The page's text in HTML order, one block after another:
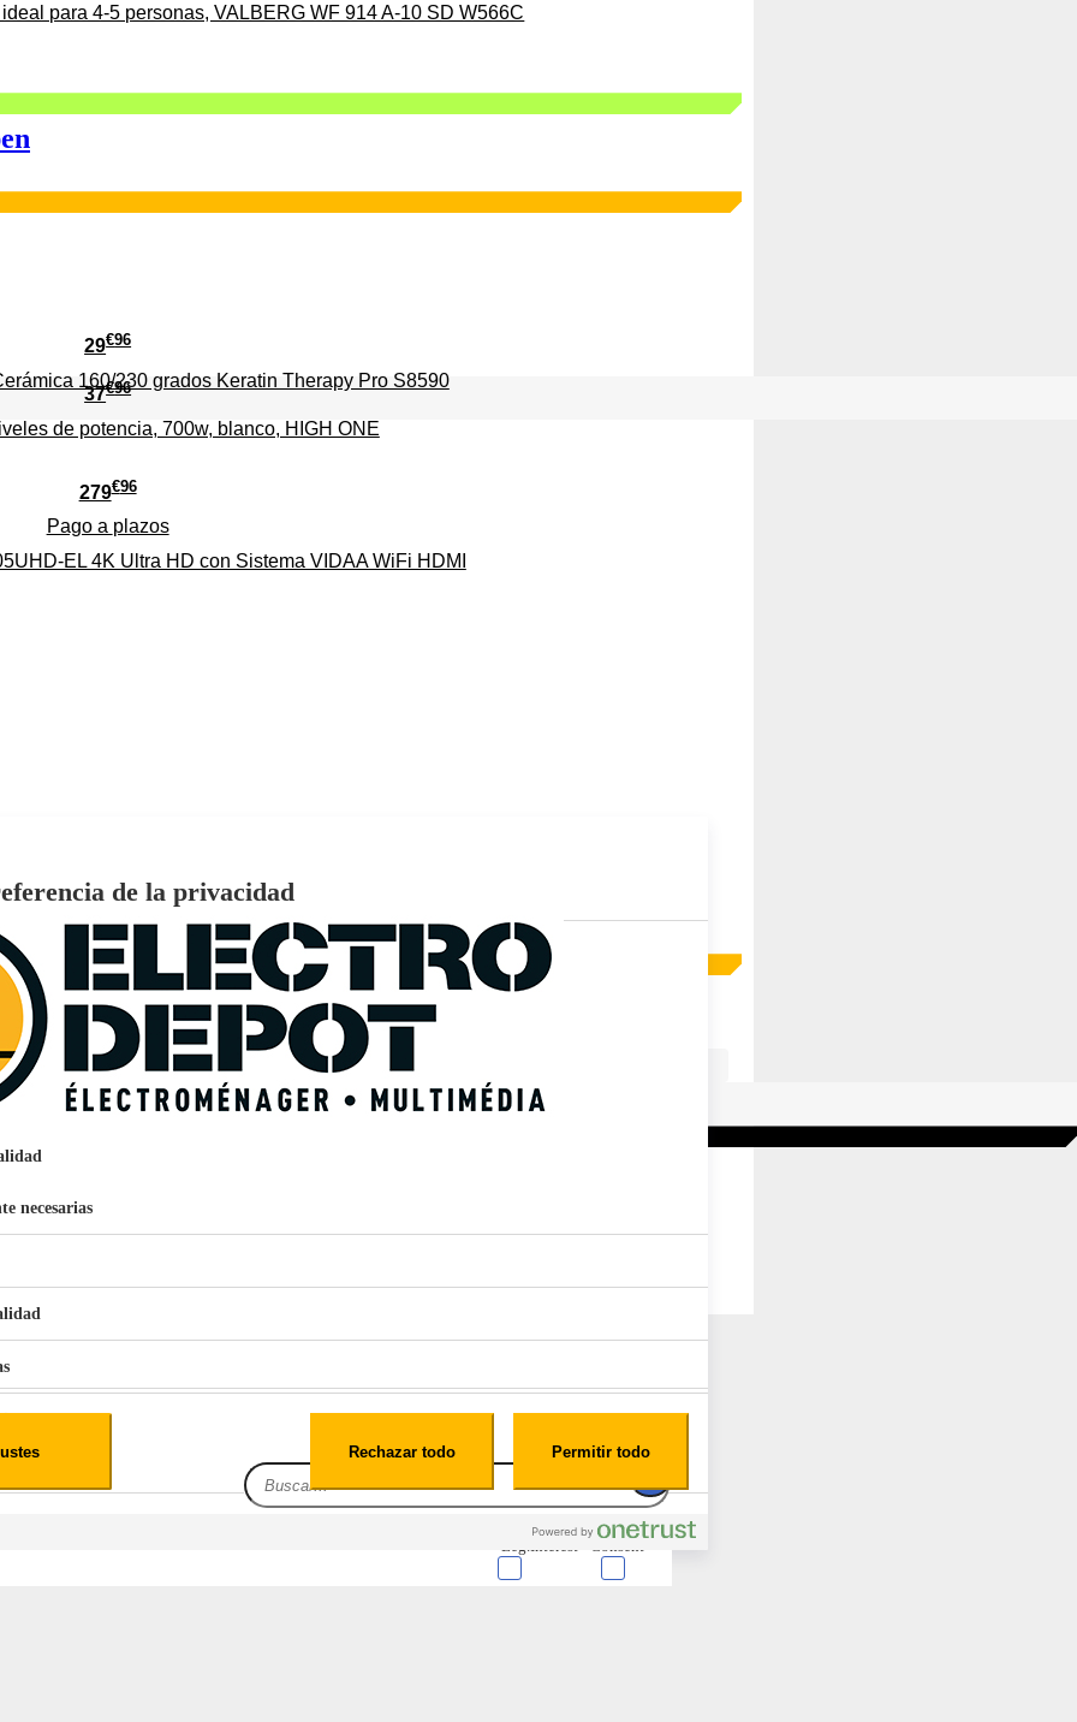
para 4-5 personas, VALBERG WF 914 A-10 SD W566C
37€96
de potencia, 700w, blanco, HIGH ONE
1,1L Limpia Sofás Alfombras Coche SP3
29€96
160/230 grados Keratin Therapy Pro S8590
279€96
Pago a plazos
EL 4K Ultra HD con Sistema VIDAA WiFi HDMI
159€ 96
Pago aplazos
EcoTank EPSON ET-2861
de la privacidad
necesarias
Consent
Leg.Interest
Rechazar todo Permitir todo